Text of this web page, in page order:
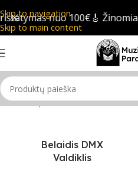
Skip to navigation
Skip to main content
nuo 100€🎸
Pradžia/Apšvietimas/DMX Galvos
Belaidis DMX
Valdiklis